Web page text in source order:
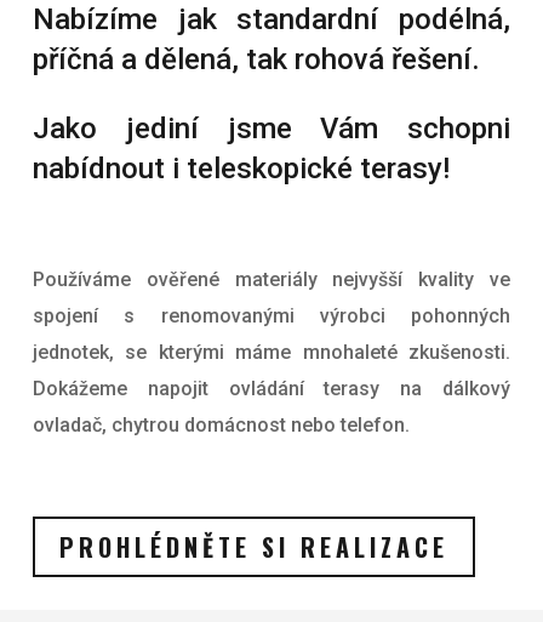
Nabízíme jak standardní podélná,
příčná a dělená, tak rohová řešení.
Jako jediní jsme Vám schopni
nabídnout i teleskopické terasy!
Používáme ověřené materiály nejvyšší kvality ve
spojení s renomovanými výrobci pohonných
jednotek, se kterými máme mnohaleté zkušenosti.
Dokážeme napojit ovládání terasy na dálkový
ovladač, chytrou domácnost nebo telefon.
PROHLÉDNĚTE SI REALIZACE